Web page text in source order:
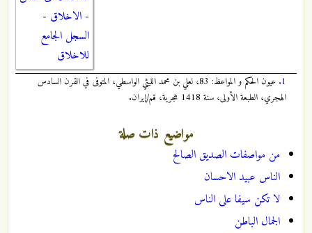
- الاخلاق -
السجل الجامع
للاخلاق
1.
عيون الحكم و المواعظ: 83، لعلي بن محمد الليثي الواسطي، المتوفى في القرن السادس
الهجري، الطبعة الأولى، سنة 1418 هجرية، قم/إيران.
مواضيع ذات صلة
من مواصفات الصديق الصالح
الناس عبيد الاحسان
لا تكن سيفا على الناس
الجمال الباطن